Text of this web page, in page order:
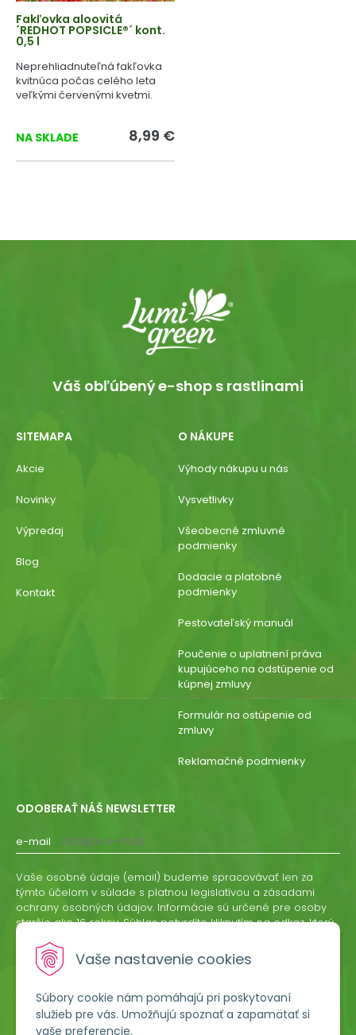
Vaše nastavenie cookies
Súbory cookie nám pomáhajú pri poskytovaní
služieb pre vás. Umožňujú spoznať a zapamätať si
vaše preferencie.
Fakľovka aloovitá
´REDHOT POPSICLE®´ kont.
0,5 l
Neprehliadnuteľná fakľovka
kvitnúca počas celého leta
veľkými červenými kvetmi.
NA SKLADE 8,99 €
Váš obľúbený e-shop s rastlinami
SITEMAPA
Akcie
Novinky
Výpredaj
Blog
Kontakt
O NÁKUPE
Výhody nákupu u nás
Vysvetlivky
Všeobecné zmluvné
podmienky
Dodacie a platobné
podmienky
Pestovateľský manuál
Poučenie o uplatnení práva
kupujúceho na odstúpenie od
kúpnej zmluvy
Formulár na ostúpenie od
zmluvy
Reklamačné podmienky
ODOBERAŤ NÁŠ NEWSLETTER
e-mail
ODOBERAŤ
Vaše osobné údaje (email) budeme spracovávať len za
týmto účelom v súlade s platnou legislatívou a zásadami
ochrany osobných údajov. Informácie sú určené pre osoby
staršie ako 16 rokov. Súhlas potvrdíte kliknutím na odkaz, ktorý
odvolať písomne, emailom alebo kliknutím na odkaz z
ktoréhokoľvek informačného emailu.